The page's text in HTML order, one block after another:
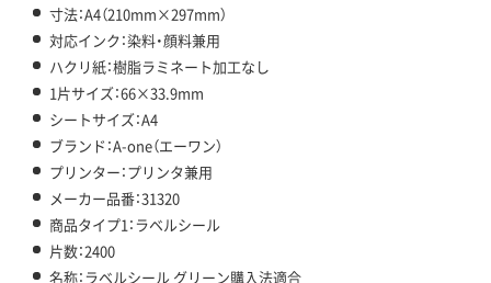
寸法：A4（210mm×297mm）
対応インク：染料・顔料兼用
ハクリ紙：樹脂ラミネート加工なし
1片サイズ：66×33.9mm
シートサイズ：A4
ブランド：A-one（エーワン）
プリンター：プリンタ兼用
メーカー品番：31320
商品タイプ1：ラベルシール
片数：2400
名称：ラベルシール グリーン購入法適合